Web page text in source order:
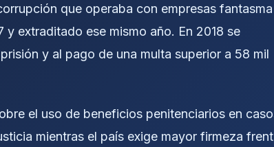
que operaba con empresas fantasma
extraditado ese mismo año. En 2018 se
y al pago de una multa superior a 58 mil
el uso de beneficios penitenciarios en
mientras el país exige mayor firmeza